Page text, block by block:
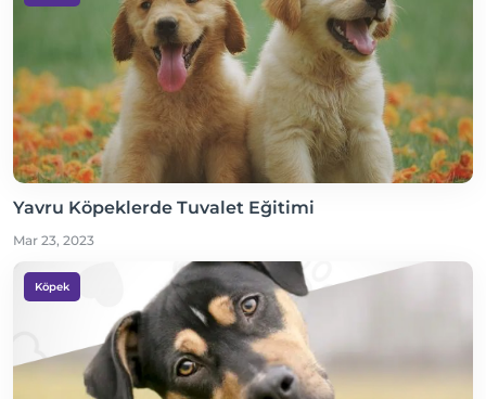
Yavru Köpeklerde Tuvalet Eğitimi
Mar 23, 2023
Köpek